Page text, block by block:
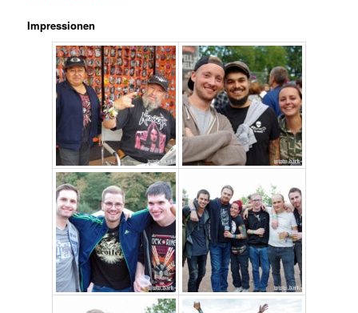
Impressionen